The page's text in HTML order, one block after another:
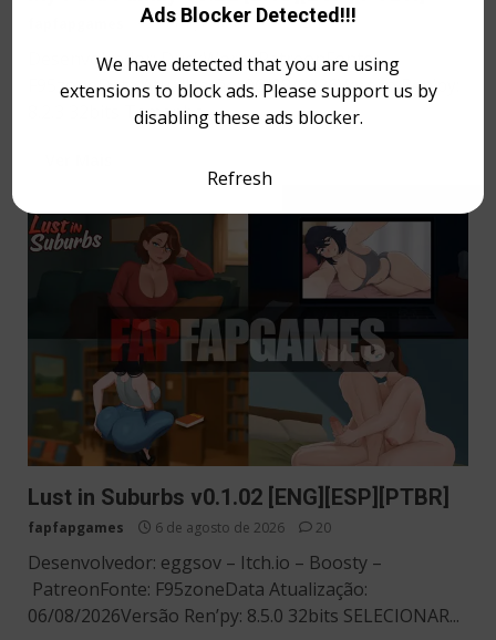
6 de agosto de 2026 155
Desenvolvedor: DuckWorm PatreonFonte:
F95zoneData Atualização: 06/08/2026Versão Ren’py:
8.2.3 32bits Tamanho...
Lust in Suburbs v0.1.02 [ENG][ESP][PTBR]
fapfapgames 6 de agosto de 2026 20
Desenvolvedor: eggsov – Itch.io – Boosty –
PatreonFonte: F95zoneData Atualização:
06/08/2026Versão Ren’py: 8.5.0 32bits SELECIONAR...
Ads Blocker Detected!!!
We have detected that you are using
extensions to block ads. Please support us by
disabling these ads blocker.
Refresh